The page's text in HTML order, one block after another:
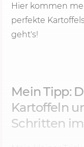
Hier kommen
perfekte
geht's!
Mein Tipp:
Kartoffeln
Schritten